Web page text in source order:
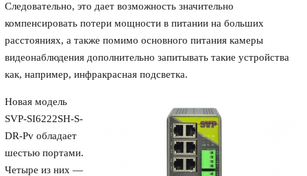
Следовательно, это дает возможность значительно
компенсировать потери мощности в питании на больших
расстояниях, а также помимо основного питания камеры
видеонаблюдения дополнительно запитывать такие устройства
как, например, инфракрасная подсветка.
Новая модель
SVP-SI6222SH-S-
DR-Pv обладает
шестью портами.
Четыре из них —